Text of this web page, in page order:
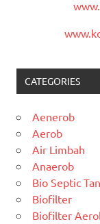
CATEGORIES
Aenerob
Aerob
Air Limbah
Anaerob
Bio Septic
Biofilter
Biofilter